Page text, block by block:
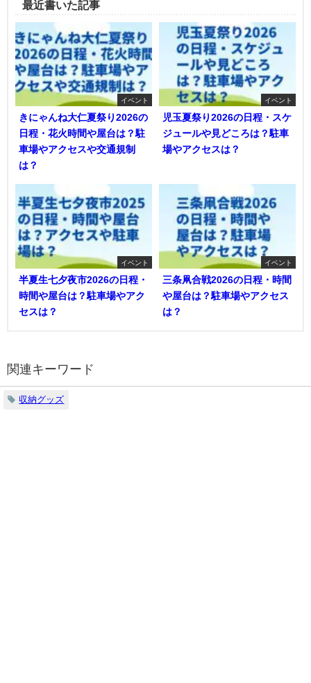
最近書いた記事
イベント
きにゃんね大仁夏祭り2026の
日程・花火時間や屋台は？駐
車場やアクセスや交通規制
は？
イベント
児玉夏祭り2026の日程・スケ
ジュールや見どころは？駐車
場やアクセスは？
イベント
半夏生七夕夜市2026の日程・
時間や屋台は？駐車場やアク
セスは？
イベント
三条凧合戦2026の日程・時間
や屋台は？駐車場やアクセス
は？
関連キーワード
収納グッズ